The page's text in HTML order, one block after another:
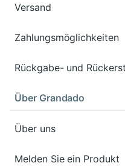
Versand
Zahlungsmöglichkeiten
Rückgabe- und
Über Grandado
Über uns
Melden Sie ein Produkt